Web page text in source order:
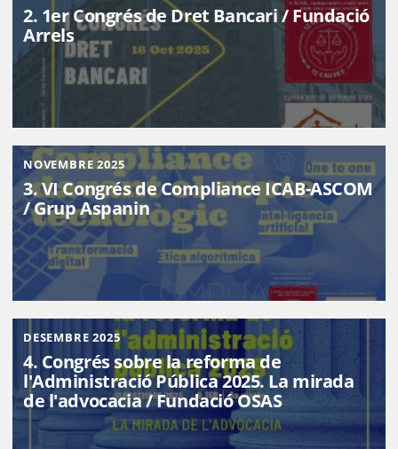
2. 1er Congrés de Dret Bancari / Fundació
Arrels
NOVEMBRE 2025
3. VI Congrés de Compliance ICAB-ASCOM
/ Grup Aspanin
DESEMBRE 2025
4. Congrés sobre la reforma de
l'Administració Pública 2025. La mirada
de l'advocacia / Fundació OSAS